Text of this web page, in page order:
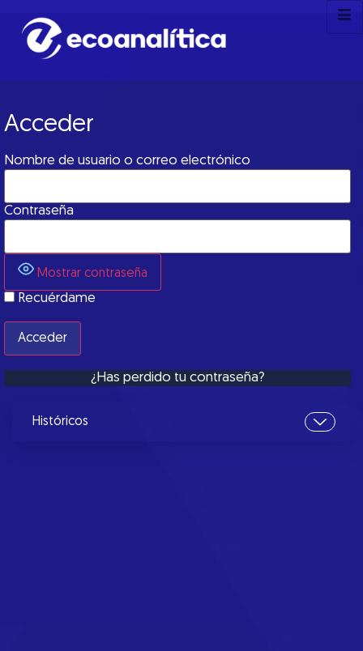
Acceder
Nombre de usuario o correo electrónico
Contraseña
Mostrar contraseña
Recuérdame
¿Has perdido tu contraseña?
Históricos